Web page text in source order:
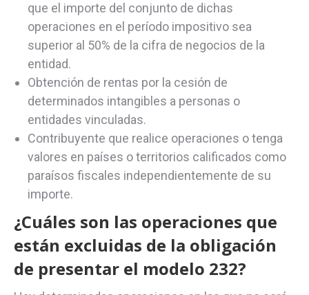
que el importe del conjunto de dichas
operaciones en el período impositivo sea
superior al 50% de la cifra de negocios de la
entidad.
Obtención de rentas por la cesión de
determinados intangibles a personas o
entidades vinculadas.
Contribuyente que realice operaciones o tenga
valores en países o territorios calificados como
paraísos fiscales independientemente de su
importe.
¿Cuáles son las operaciones que
están excluidas de la obligación
de presentar el modelo 232?